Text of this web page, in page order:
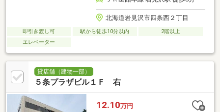
北海道岩見沢市四条西２丁目
即引き渡し可 駅から徒歩10分以内
2階以上
エレベーター
貸店舗（建物一部）
５条プラザビル１Ｆ 右
12.10万円